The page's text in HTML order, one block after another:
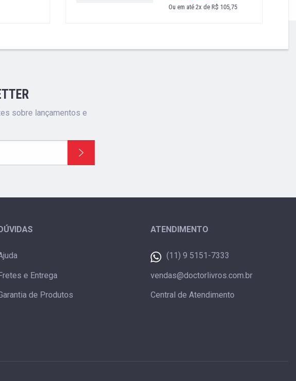
Ou em até 2x de R$ 105,75
sobre lançamentos e
DÚVIDAS
e Entrega
de Produtos
ATENDIMENTO
(11) 9 5151-7333
vendas@doctorlivros.com.br
Central de Atendimento